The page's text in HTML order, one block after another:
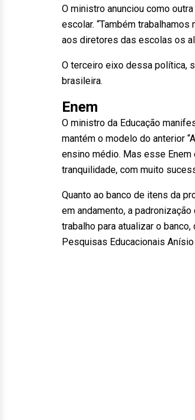
O ministro anunciou como
escolar. “Também
aos diretores das escolas os
O terceiro eixo dessa política,
brasileira.
Enem
O ministro da Educação
mantém o modelo do anterior
ensino médio. Mas esse
tranquilidade, com muito
Quanto ao banco de itens da
em andamento, a
trabalho para atualizar o
Pesquisas Educacionais